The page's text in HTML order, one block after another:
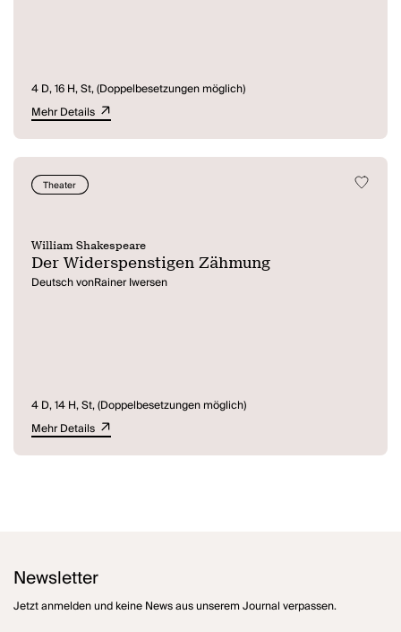
4 D, 16 H, St, (Doppelbesetzungen möglich)
Mehr Details
Theater
William Shakespeare
Der Widerspenstigen Zähmung
Deutsch vonRainer Iwersen
4 D, 14 H, St, (Doppelbesetzungen möglich)
Mehr Details
Newsletter
Jetzt anmelden und keine News aus unserem Journal verpassen.